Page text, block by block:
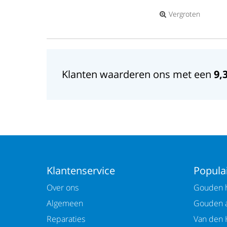
Vergroten
Klanten waarderen ons met een
Klantenservice
Over ons
Algemeen
Reparaties
Gouden
Gouden
Van den